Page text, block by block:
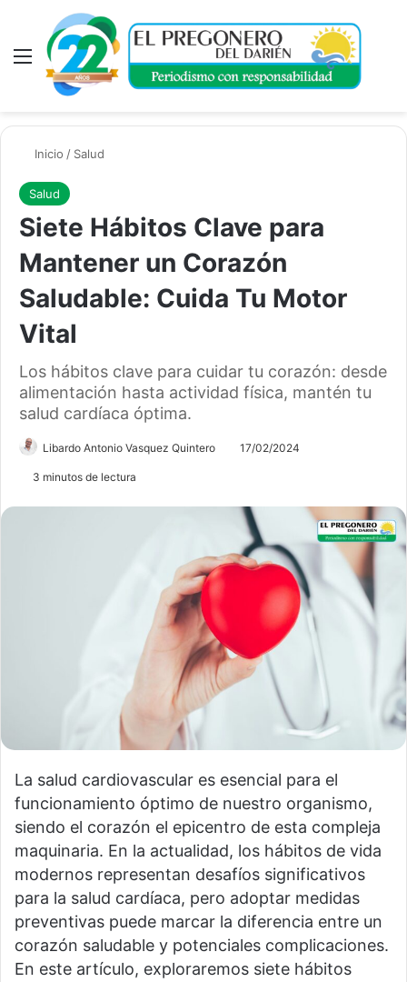
Menú
Inicio / Salud
Salud
Siete Hábitos Clave para
Mantener un Corazón
Saludable: Cuida Tu Motor
Vital
Los hábitos clave para cuidar tu corazón: desde
alimentación hasta actividad física, mantén tu
salud cardíaca óptima.
Libardo Antonio Vasquez Quintero 17/02/2024
3 minutos de lectura
La salud cardiovascular es esencial para el
funcionamiento óptimo de nuestro organismo,
siendo el corazón el epicentro de esta compleja
maquinaria. En la actualidad, los hábitos de vida
modernos representan desafíos significativos
para la salud cardíaca, pero adoptar medidas
preventivas puede marcar la diferencia entre un
corazón saludable y potenciales complicaciones.
En este artículo, exploraremos siete hábitos